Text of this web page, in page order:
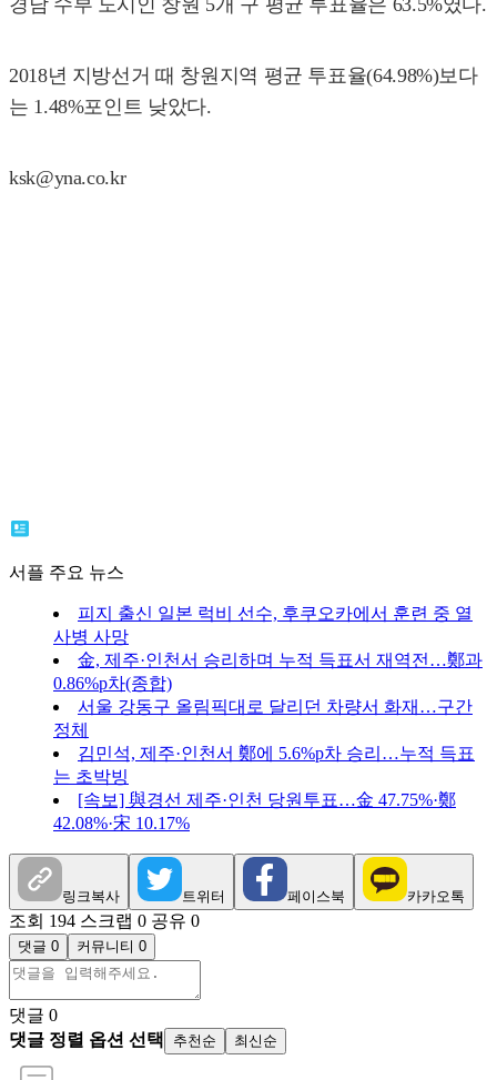
2018년 지방선거 때 창원지역 평균 투표율(64.98%)보다
는 1.48%포인트 낮았다.
ksk@yna.co.kr
서플 주요 뉴스
피지 출신 일본 럭비 선수, 후쿠오카에서 훈련 중 열
사병 사망
金, 제주·인천서 승리하며 누적 득표서 재역전…鄭과
0.86%p차(종합)
서울 강동구 올림픽대로 달리던 차량서 화재…구간
정체
김민석, 제주·인천서 鄭에 5.6%p차 승리…누적 득표
는 초박빙
[속보] 與경선 제주·인천 당원투표…金 47.75%·鄭
42.08%·宋 10.17%
링크복사 트위터 페이스북 카카오톡
조회 194 스크랩 0 공유 0
댓글 0 커뮤니티 0
댓글 0
댓글 정렬 옵션 선택
추천순 최신순